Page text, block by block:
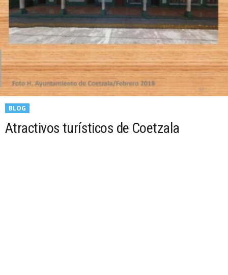
BLOG
Atractivos turísticos de Coetzala